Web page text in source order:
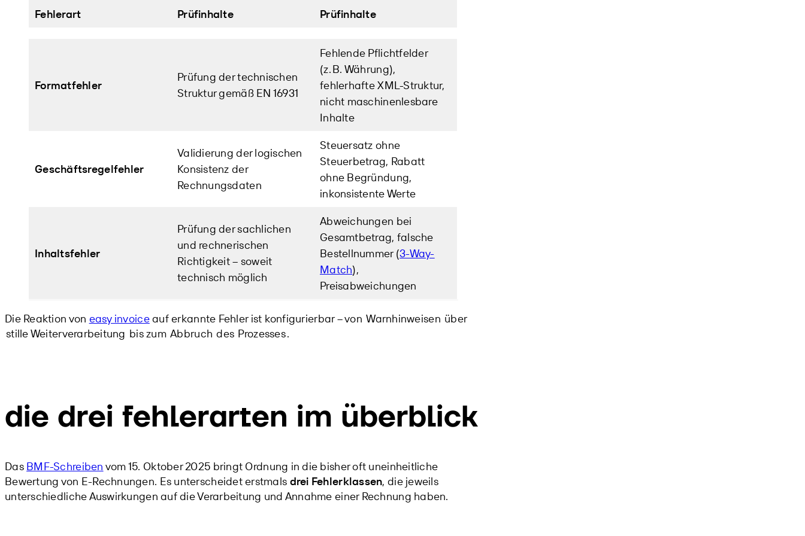
Fehlerart Prüfinhalte Prüfinhalte
Formatfehler
Prüfung der technischen
Struktur gemäß EN 16931
Fehlende Pflichtfelder
(z. B. Währung),
fehlerhafte XML-Struktur,
nicht maschinenlesbare
Inhalte
Geschäftsregelfehler
Validierung der logischen
Konsistenz der
Rechnungsdaten
Steuersatz ohne
Steuerbetrag, Rabatt
ohne Begründung,
inkonsistente Werte
Inhaltsfehler
Prüfung der sachlichen
und rechnerischen
Richtigkeit – soweit
technisch möglich
Abweichungen bei
Gesamtbetrag, falsche
Bestellnummer (3-Way-
Match),
Preisabweichungen
Die Reaktion von easy invoiceauf erkannte Fehler ist konfigurierbar – von Warnhinweisen über
stille Weiterverarbeitung bis zum Abbruch des Prozesses.
die drei fehlerarten im überblick
Das BMF-Schreiben vom 15. Oktober 2025 bringt Ordnung in die bisher oft uneinheitliche
Bewertung von E-Rechnungen. Es unterscheidet erstmals drei Fehlerklassen, die jeweils
unterschiedliche Auswirkungen auf die Verarbeitung und Annahme einer Rechnung haben.